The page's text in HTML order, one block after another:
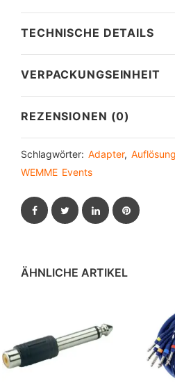
TECHNISCHE DETAILS
VERPACKUNGSEINHEIT
REZENSIONEN (0)
Schlagwörter: Adapter,
WEMME Events
FacebookTwitterLinkedInPinterest
ÄHNLICHE ARTIKEL